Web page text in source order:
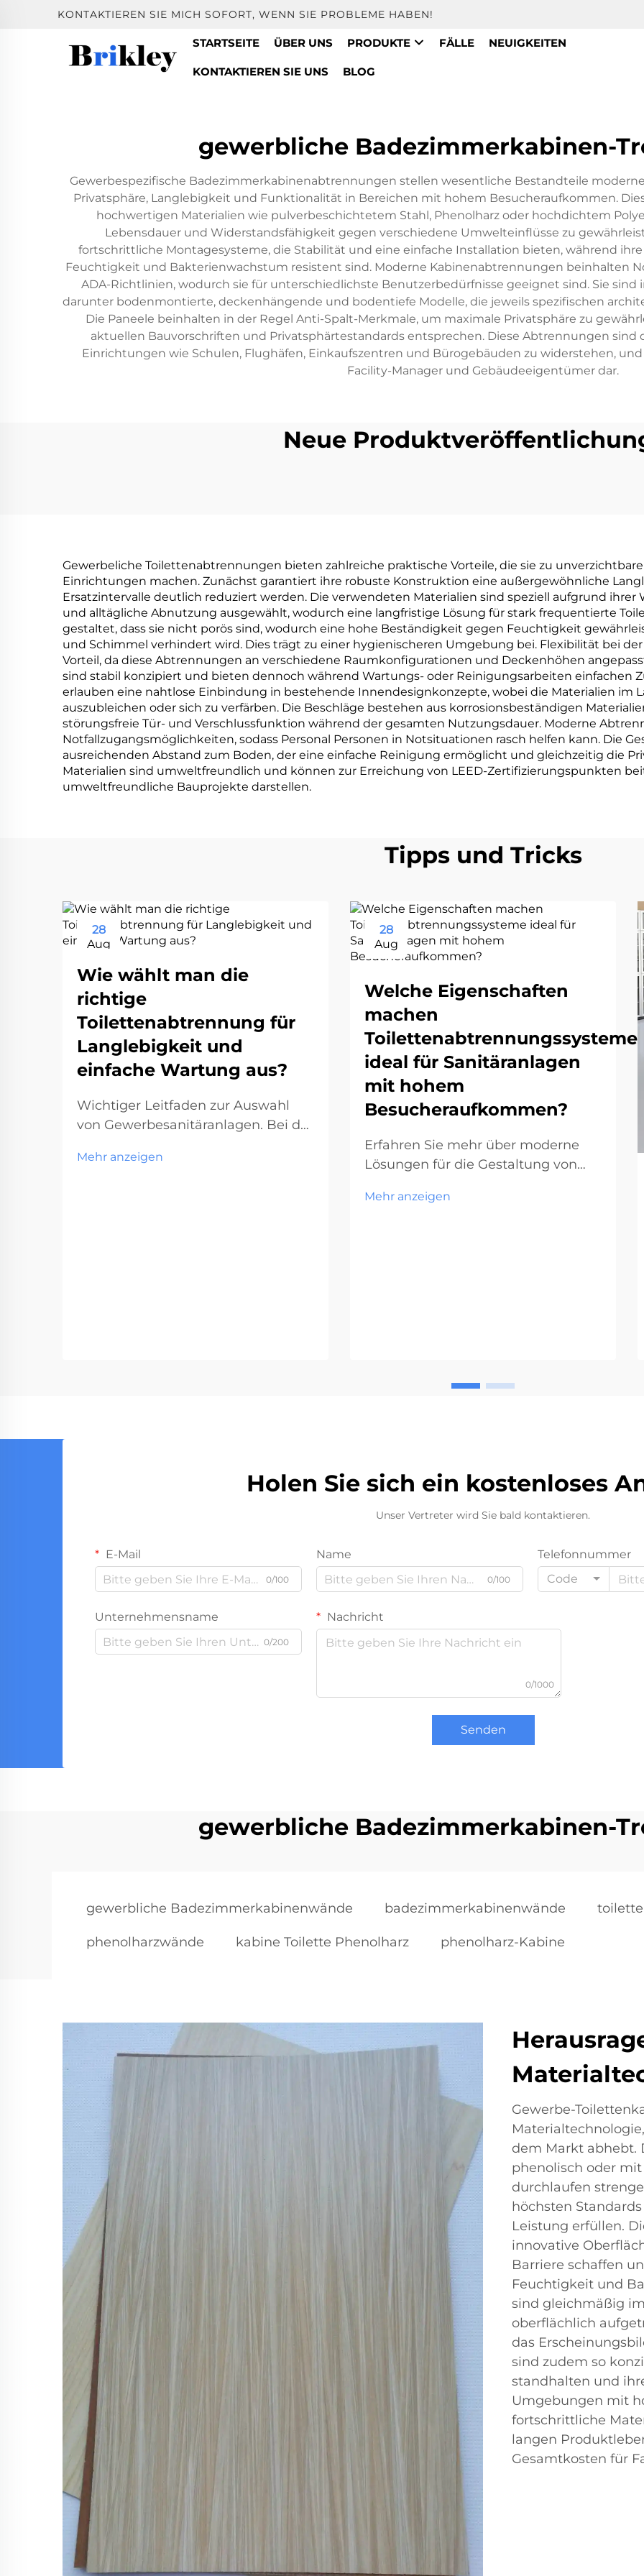
KONTAKTIEREN SIE MICH SOFORT, WENN SIE PROBLEME HABEN!
STARTSEITE ÜBER UNS PRODUKTE FÄLLE NEUIGKEITEN
KONTAKTIEREN SIE UNS BLOG
gewerbliche Badezimmerkabinen-
Gewerbespezifische Badezimmerkabinenabtrennungen stellen wesentliche Bestandteile
Privatsphäre, Langlebigkeit und Funktionalität in Bereichen mit hohem Besucheraufkommen.
hochwertigen Materialien wie pulverbeschichtetem Stahl, Phenolharz oder hochdichtem
Lebensdauer und Widerstandsfähigkeit gegen verschiedene Umwelteinflüsse zu
fortschrittliche Montagesysteme, die Stabilität und eine einfache Installation bieten, während
Feuchtigkeit und Bakterienwachstum resistent sind. Moderne Kabinenabtrennungen beinhalten
ADA-Richtlinien, wodurch sie für unterschiedlichste Benutzerbedürfnisse geeignet sind. Sie
darunter bodenmontierte, deckenhängende und bodentiefe Modelle, die jeweils spezifischen
Die Paneele beinhalten in der Regel Anti-Spalt-Merkmale, um maximale Privatsphäre zu
aktuellen Bauvorschriften und Privatsphärtestandards entsprechen. Diese Abtrennungen sind
Einrichtungen wie Schulen, Flughäfen, Einkaufszentren und Bürogebäuden zu widerstehen,
Facility-Manager und Gebäudeeigentümer dar.
Neue
Gewerbeliche Toilettenabtrennungen bieten zahlreiche praktische Vorteile, die sie zu
Einrichtungen machen. Zunächst garantiert ihre robuste Konstruktion eine außergewöhnliche
Ersatzintervalle deutlich reduziert werden. Die verwendeten Materialien sind speziell aufgrund ihrer
und alltägliche Abnutzung ausgewählt, wodurch eine langfristige Lösung für stark frequentierte
gestaltet, dass sie nicht porös sind, wodurch eine hohe Beständigkeit gegen Feuchtigkeit
und Schimmel verhindert wird. Dies trägt zu einer hygienischeren Umgebung bei. Flexibilität bei
Vorteil, da diese Abtrennungen an verschiedene Raumkonfigurationen und Deckenhöhen
sind stabil konzipiert und bieten dennoch während Wartungs- oder Reinigungsarbeiten einfachen
erlauben eine nahtlose Einbindung in bestehende Innendesignkonzepte, wobei die Materialien im
auszubleichen oder sich zu verfärben. Die Beschläge bestehen aus korrosionsbeständigen
störungsfreie Tür- und Verschlussfunktion während der gesamten Nutzungsdauer. Moderne
Notfallzugangsmöglichkeiten, sodass Personal Personen in Notsituationen rasch helfen kann. Die
ausreichenden Abstand zum Boden, der eine einfache Reinigung ermöglicht und gleichzeitig die
Materialien sind umweltfreundlich und können zur Erreichung von LEED-Zertifizierungspunkten
umweltfreundliche Bauprojekte darstellen.
Tipps und Tricks
28
Aug
Wie wählt man die
richtige
Toilettenabtrennung für
Langlebigkeit und
einfache Wartung aus?
Wichtiger Leitfaden zur Auswahl
von Gewerbesanitäranlagen. Bei der
Gewerbesanitärraums ist die Wahl
Mehr anzeigen
28
Aug
Welche Eigenschaften
machen
Toilettenabtrennungssysteme
ideal für Sanitäranlagen
mit hohem
Besucheraufkommen?
Erfahren Sie mehr über moderne
Lösungen für die Gestaltung von
Hochfrequenzbereichen. Die
Mehr anzeigen
Holen Sie sich ein kostenloses
Unser Vertreter wird Sie bald kontaktieren.
E-Mail
0/100
Name
0/100
Telefonnummer
Code
Unternehmensname
0/200
Nachricht
0/1000
Senden
gewerbliche Badezimmerkabinen-
gewerbliche Badezimmerkabinenwände badezimmerkabinenwände
phenolharzwände kabine Toilette Phenolharz phenolharz-Kabine
Gewerbe-
dem Markt abhebt.
phenolisch oder
durchlaufen
höchsten
Leistung erfüllen.
innovative
Barriere schaffen
Feuchtigkeit und
sind gleichmäßig
oberflächlich
das
sind zudem so
standhalten und
Umgebungen mit
fortschrittliche
langen
Gesamtkosten für